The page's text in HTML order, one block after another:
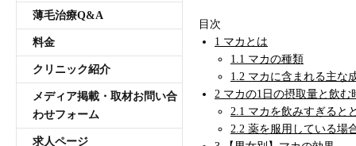
目次
1 マカとは
1.1 マカの種類
1.2 マカに含まれる主な
2 マカの1日の摂取量と飲む
2.1 マカを飲みすぎると
2.2 薬を服用している場
薄毛治療Q&A
料金
クリニック紹介
メディア掲載・取材お問い合
わせフォーム
求人ページ